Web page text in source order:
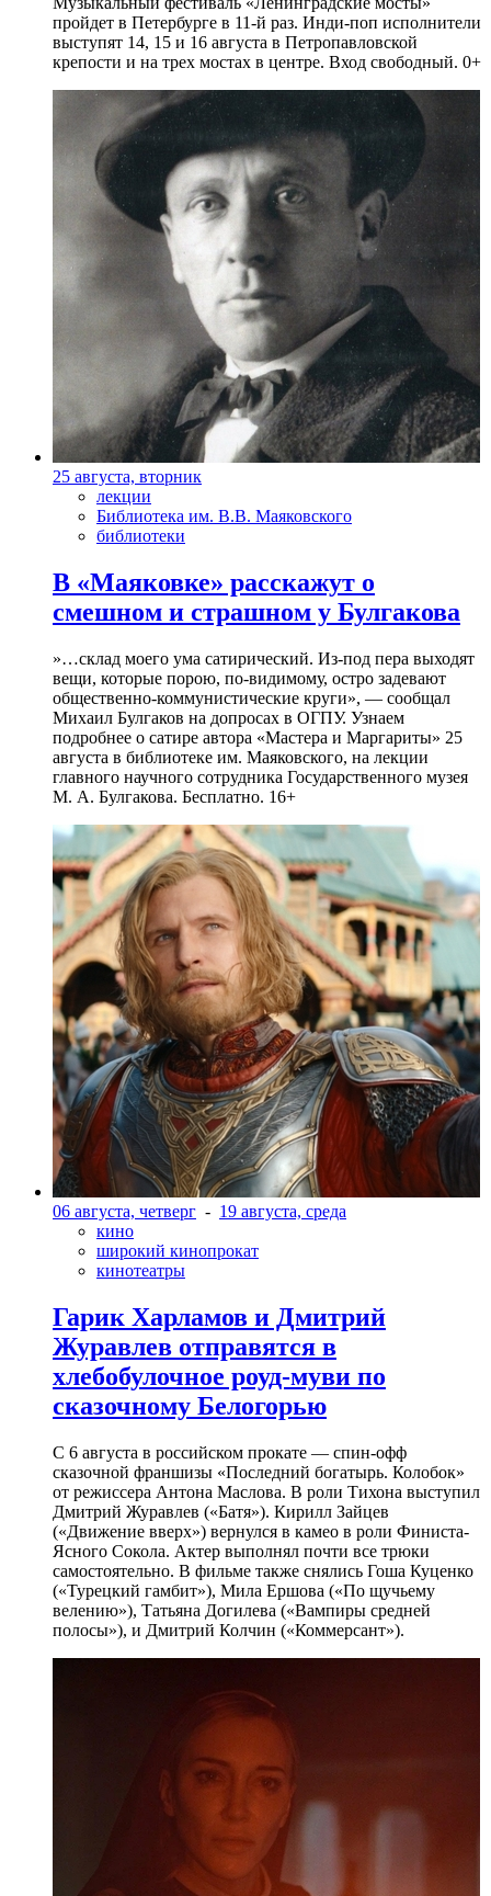
пройдет в Петербурге в 11-й раз. Инди-поп исполнители
выступят 14, 15 и 16 августа в Петропавловской
крепости и на трех мостах в центре. Вход свободный. 0+
25 августа, вторник
лекции
Библиотека им. В.В. Маяковского
библиотеки
В «Маяковке» расскажут о
смешном и страшном у Булгакова
»…склад моего ума сатирический. Из-под пера выходят
вещи, которые порою, по-видимому, остро задевают
общественно-коммунистические круги», — сообщал
Михаил Булгаков на допросах в ОГПУ. Узнаем
подробнее о сатире автора «Мастера и Маргариты» 25
августа в библиотеке им. Маяковского, на лекции
главного научного сотрудника Государственного музея
М. А. Булгакова. Бесплатно. 16+
06 августа, четверг - 19 августа, среда
кино
широкий кинопрокат
кинотеатры
Гарик Харламов и Дмитрий
Журавлев отправятся в
хлебобулочное роуд-муви по
сказочному Белогорью
С 6 августа в российском прокате — спин-офф
сказочной франшизы «Последний богатырь. Колобок»
от режиссера Антона Маслова. В роли Тихона выступил
Дмитрий Журавлев («Батя»). Кирилл Зайцев
(«Движение вверх») вернулся в камео в роли Финиста-
Ясного Сокола. Актер выполнял почти все трюки
самостоятельно. В фильме также снялись Гоша Куценко
(«Турецкий гамбит»), Мила Ершова («По щучьему
велению»), Татьяна Догилева («Вампиры средней
полосы»), и Дмитрий Колчин («Коммерсант»).